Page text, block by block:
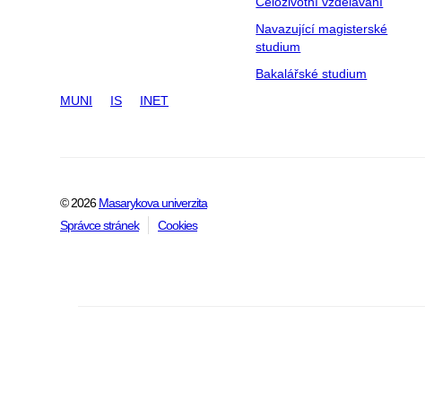
Navazující magisterské
studium
Bakalářské studium
MUNI IS INET
© 2026Masarykova univerzita
Správce stránek
Cookies